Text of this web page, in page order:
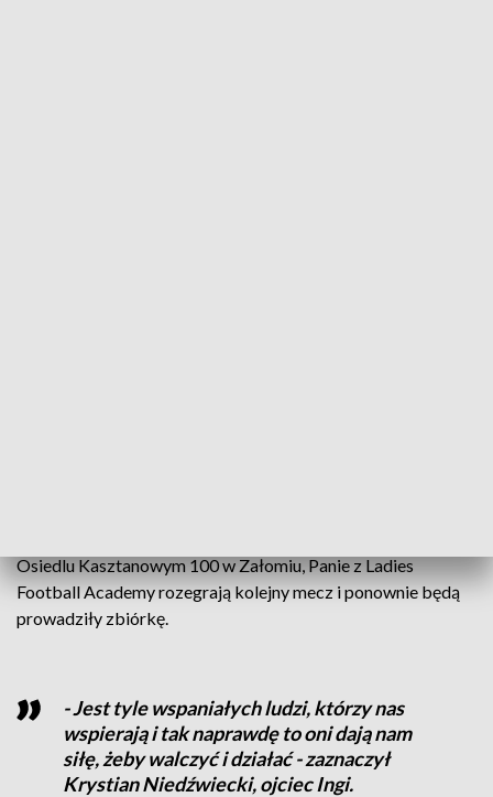
Osiedlu Kasztanowym 100 w Załomiu, Panie z Ladies
Football Academy rozegrają kolejny mecz i ponownie będą
prowadziły zbiórkę.
- Jest tyle wspaniałych ludzi, którzy nas
wspierają i tak naprawdę to oni dają nam
siłę, żeby walczyć i działać - zaznaczył
Krystian Niedźwiecki, ojciec Ingi.